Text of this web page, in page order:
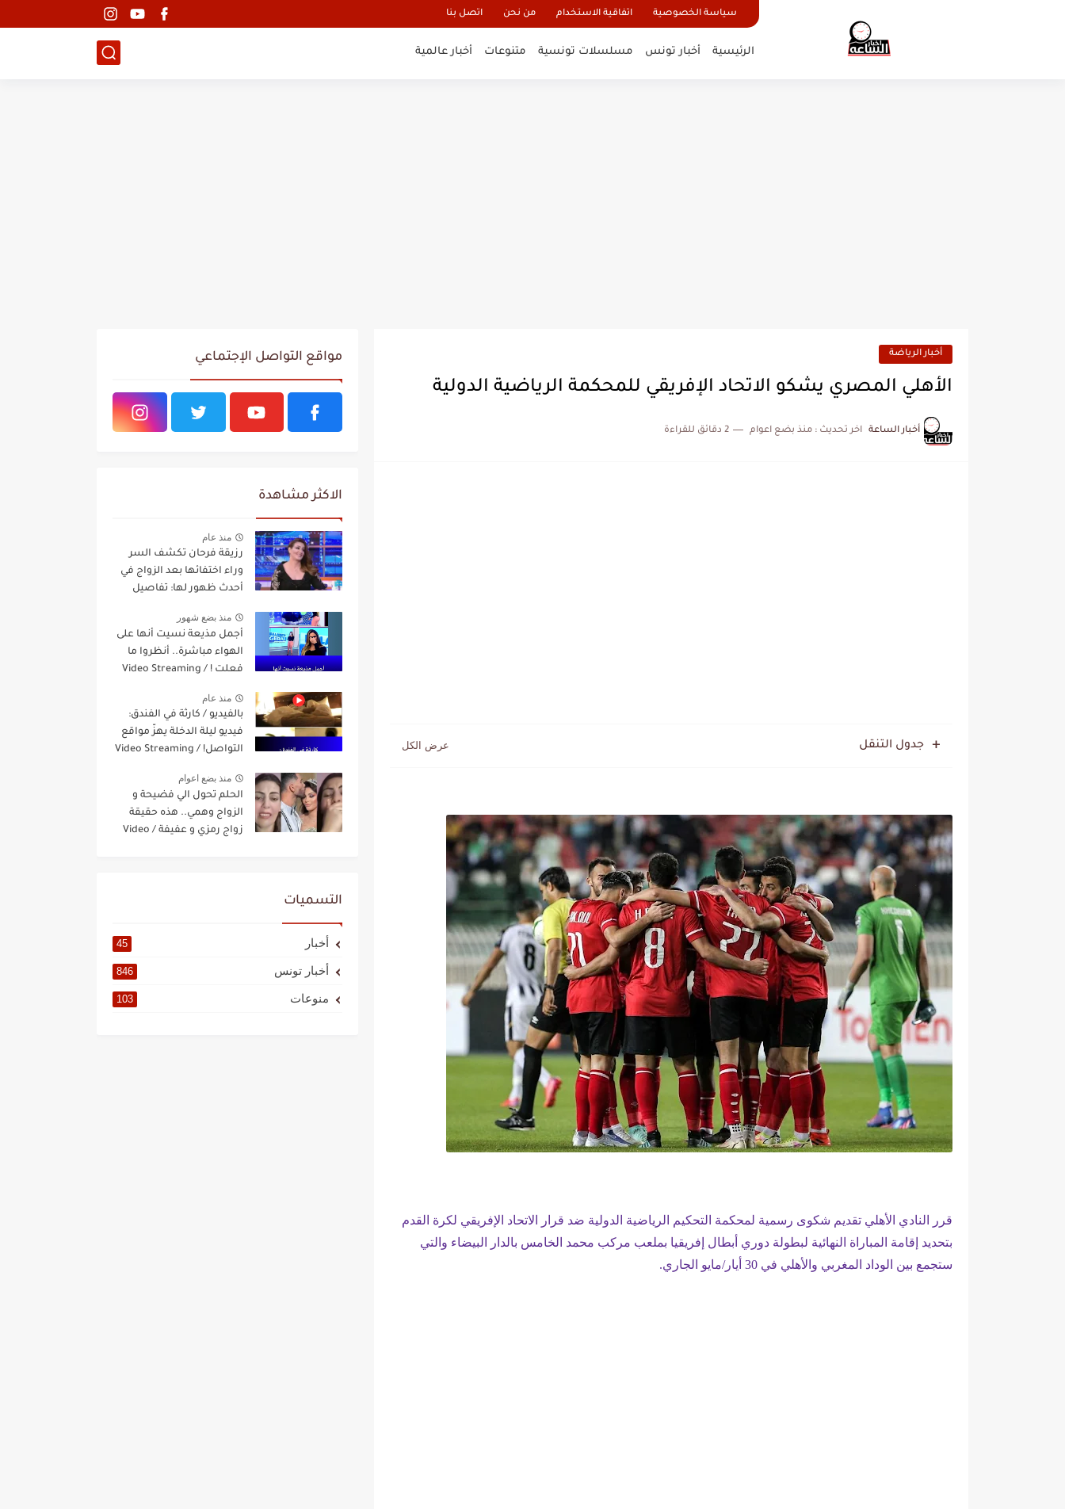
سياسة الخصوصية اتفاقية الاستخدام من نحن اتصل بنا
الرئيسية أخبار تونس مسلسلات تونسية متنوعات أخبار عالمية
أخبار الرياضة
الأهلي المصري يشكو الاتحاد الإفريقي للمحكمة الرياضية الدولية
أخبار الساعة اخر تحديث : منذ بضع اعوام 2 دقائق للقراءة
جدول التنقل
قرر النادي الأهلي تقديم شكوى رسمية لمحكمة التحكيم الرياضية الدولية ضد قرار الاتحاد الإفريقي لكرة القدم
بتحديد إقامة المباراة النهائية لبطولة دوري أبطال إفريقيا بملعب مركب محمد الخامس بالدار البيضاء والتي
ستجمع بين الوداد المغربي والأهلي في 30 أيار/مايو الجاري.
مواقع التواصل الإجتماعي
الاكثر مشاهدة
منذ عام
رزيقة فرحان تكشف السر
وراء اختفائها بعد الزواج في
أحدث ظهور لها: تفاصيل
منذ بضع شهور
أجمل مذيعة نسيت أنها على
الهواء مباشرة.. أنظروا ما
فعلت ! / Video Streaming
منذ عام
بالفيديو / كارثة في الفندق:
فيديو ليلة الدخلة يهزّ مواقع
التواصل! / Video Streaming
منذ بضع اعوام
الحلم تحول الي فضيحة و
الزواج وهمي.. هذه حقيقة
زواج رمزي و عفيفة / Video
التسميات
أخبار 45
أخبار تونس 846
منوعات 103